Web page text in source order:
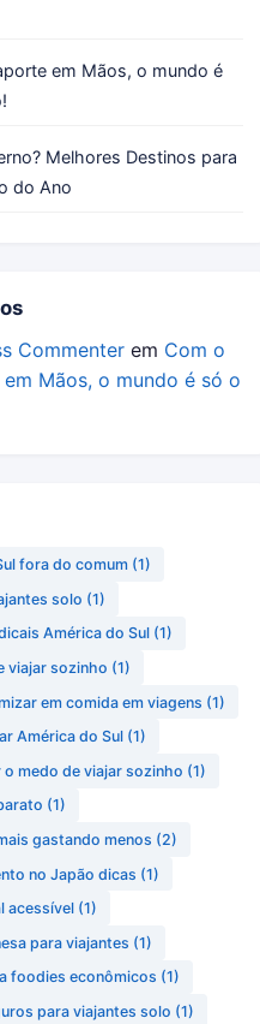
em Mãos, o mundo é
Melhores Destinos para
do Ano
Commenterem Com o
Mãos, o mundo é só o
fora do comum(1)
solo (1)
América do Sul(1)
viajar sozinho (1)
em comida em viagens (1)
América do Sul(1)
medo de viajar sozinho (1)
(1)
gastando menos (2)
no Japão dicas (1)
acessível(1)
para viajantes (1)
foodies econômicos (1)
para viajantes solo (1)